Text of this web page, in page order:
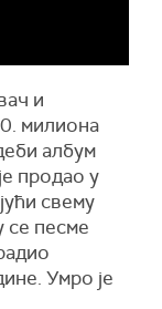
и
милиона
албум
продао у
свему
се песме
Умро је